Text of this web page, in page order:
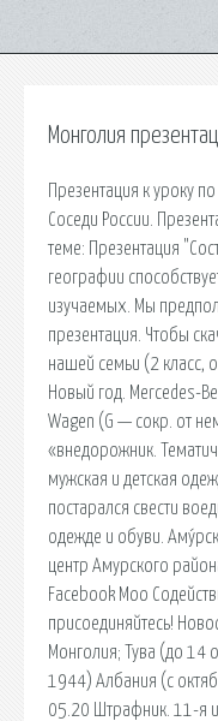
Монголия
Презентация к уроку
Соседи России.
теме: Презентация
географии
изучаемых. Мы
презентация. Чтобы
нашей семьи (2 класс,
Новый год. Mercedes-
Wagen (G — сокр. от
«внедорожник.
мужская и детская
постарался свести
одежде и обуви.
центр Амурского
Facebook Моо
присоединяйтесь!
Монголия; Тува (до 14
1944) Албания (с
05.20 Штрафник. 11-я